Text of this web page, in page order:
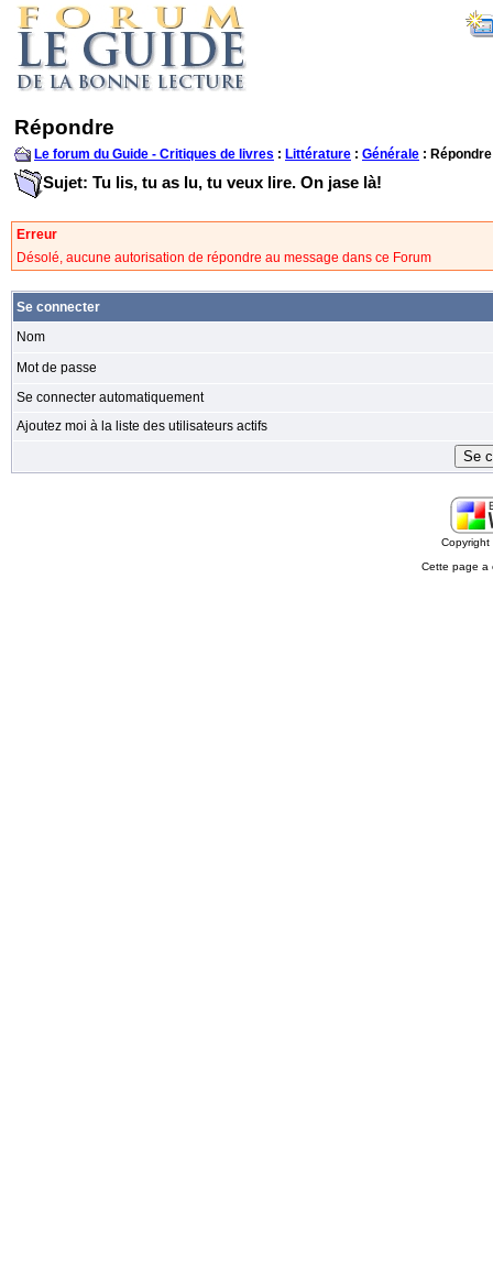
Répondre
Le forum du Guide - Critiques de livres : Littérature : Générale : Répondre
Sujet: Tu lis, tu as lu, tu veux lire. On jase là!
Erreur
Désolé, aucune autorisation de répondre au message dans ce Forum
Se connecter
Nom
Mot de passe
Se connecter automatiquement
Ajoutez moi à la liste des utilisateurs actifs
Cette page a